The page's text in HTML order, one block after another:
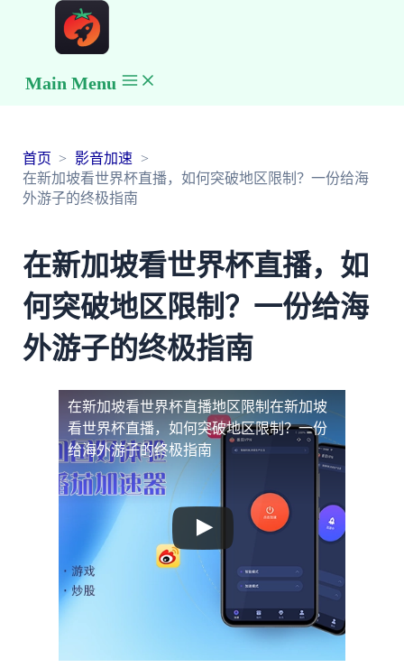
Main Menu
首页
影音加速
在新加坡看世界杯直播，如何突破地区限制？一份给海
外游子的终极指南
在新加坡看世界杯直播，如
何突破地区限制？一份给海
外游子的终极指南
在新加坡看世界杯直播地区限制 在新加坡
看世界杯直播，如何突破地区限制？一份
给海外游子的终极指南